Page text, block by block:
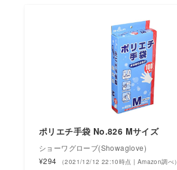
ポリエチ手袋 No.826 Mサイズ
ショーワグローブ(Showaglove)
¥294
（2021/12/12 22:10時点 | Amazon調べ）